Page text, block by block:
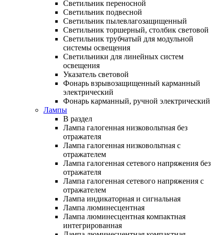
Светильник переносной
Светильник подвесной
Светильник пылевлагозащищенный
Светильник торшерный, столбик световой
Светильник трубчатый для модульной
системы освещения
Светильники для линейных систем
освещения
Указатель световой
Фонарь взрывозащищенный карманный
электрический
Фонарь карманный, ручной электрический
Лампы
В раздел
Лампа галогенная низковольтная без
отражателя
Лампа галогенная низковольтная с
отражателем
Лампа галогенная сетевого напряжения без
отражателя
Лампа галогенная сетевого напряжения с
отражателем
Лампа индикаторная и сигнальная
Лампа люминесцентная
Лампа люминесцентная компактная
интегрированная